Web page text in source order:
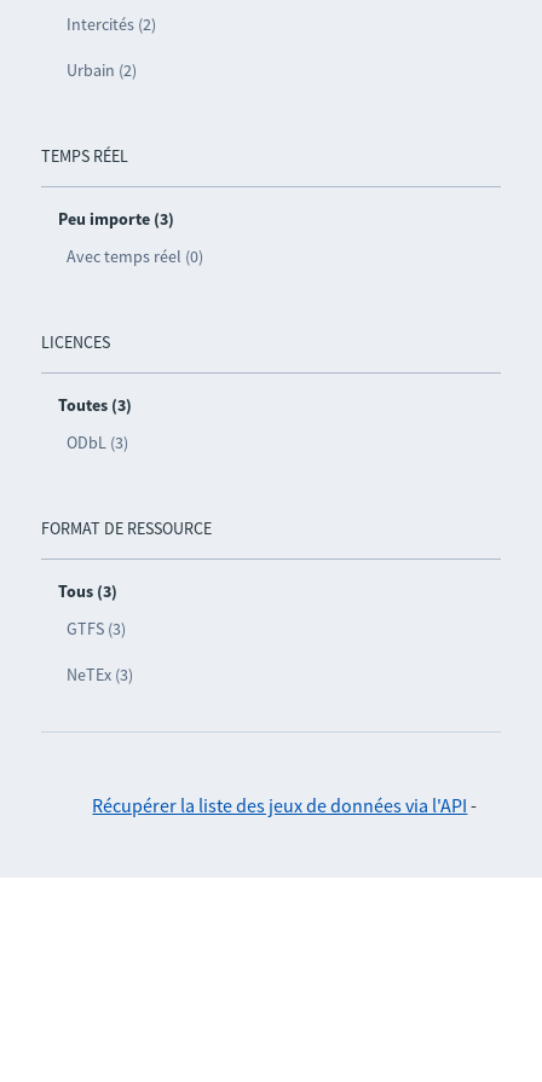
Intercités (2)
Urbain (2)
TEMPS RÉEL
Peu importe (3)
Avec temps réel (0)
LICENCES
Toutes (3)
ODbL (3)
FORMAT DE RESSOURCE
Tous (3)
GTFS (3)
NeTEx (3)
Récupérer la liste des jeux de données via l'API -